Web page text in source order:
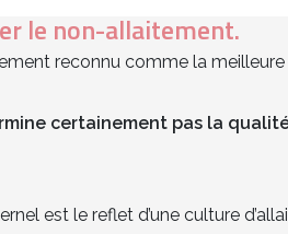
le non-allaitement.
reconnu comme la
certainement pas la
est le reflet d’une culture